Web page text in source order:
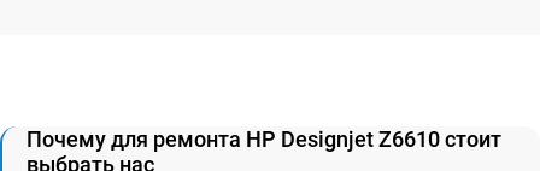
Почему для ремонта HP Designjet Z6610 стоит
выбрать нас